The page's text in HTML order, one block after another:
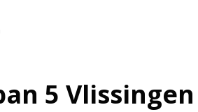
5 Vlissingen